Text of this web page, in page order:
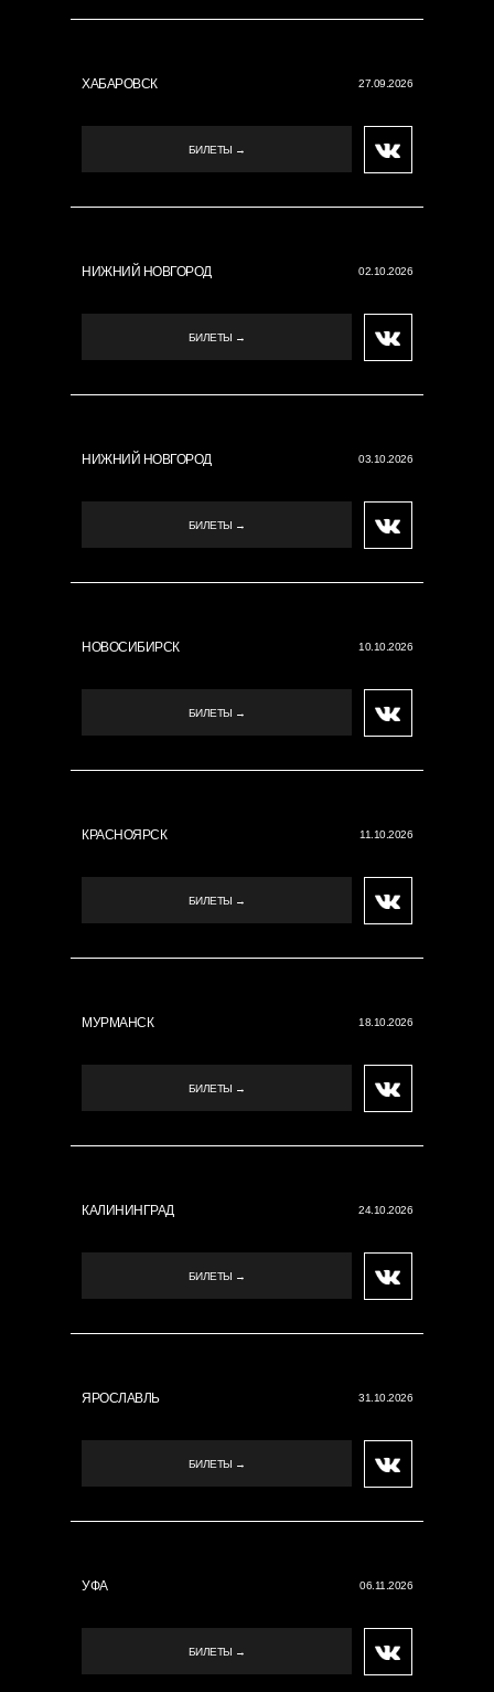
27.09.2026
БИЛЕТЫ →
ХАБАРОВСК
02.10.2026
БИЛЕТЫ →
НИЖНИЙ НОВГОРОД
03.10.2026
БИЛЕТЫ →
НИЖНИЙ НОВГОРОД
10.10.2026
БИЛЕТЫ →
НОВОСИБИРСК
11.10.2026
БИЛЕТЫ →
КРАСНОЯРСК
18.10.2026
БИЛЕТЫ →
МУРМАНСК
24.10.2026
БИЛЕТЫ →
КАЛИНИНГРАД
31.10.2026
БИЛЕТЫ →
ЯРОСЛАВЛЬ
06.11.2026
БИЛЕТЫ →
УФА